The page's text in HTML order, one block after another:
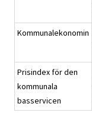
Kommunalekonomin
Prisindex för den
kommunala
basservicen